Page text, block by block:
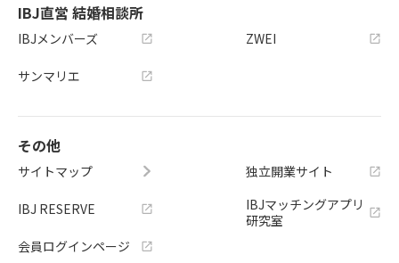
IBJ直営 結婚相談所
IBJメンバーズ
サンマリエ
ZWEI
その他
サイトマップ
IBJ RESERVE
会員ログインページ
独立開業サイト
IBJマッチングアプリ
研究室